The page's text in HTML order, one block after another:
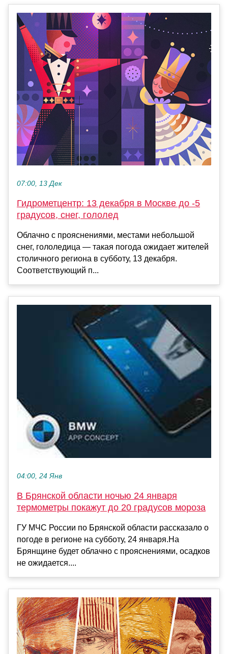
07:00, 13 Дек
Гидрометцентр: 13 декабря в Москве до -5
градусов, снег, гололед
Облачно с прояснениями, местами небольшой
снег, гололедица — такая погода ожидает жителей
столичного региона в субботу, 13 декабря.
Соответствующий п...
04:00, 24 Янв
В Брянской области ночью 24 января
термометры покажут до 20 градусов мороза
ГУ МЧС России по Брянской области рассказало о
погоде в регионе на субботу, 24 января.На
Брянщине будет облачно с прояснениями, осадков
не ожидается....